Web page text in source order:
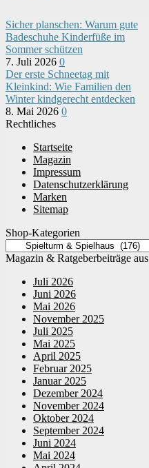
Sicher planschen: Warum gute
Badeschuhe Kinderfüße im
Sommer schützen
7. Juli 2026 0
Der erste Schneetag mit
Kleinkind: Wie Familien den
Winter kindgerecht entdecken
8. Mai 2026 0
Rechtliches
Startseite
Magazin
Impressum
Datenschutzerklärung
Marken
Sitemap
Shop-Kategorien
Magazin & Ratgeberbeiträge aus
Juli 2026
Juni 2026
Mai 2026
November 2025
Juli 2025
Mai 2025
April 2025
Februar 2025
Januar 2025
Dezember 2024
November 2024
Oktober 2024
September 2024
Juni 2024
Mai 2024